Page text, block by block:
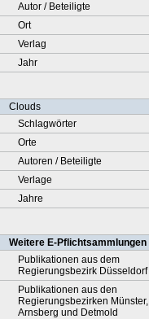
Autor / Beteiligte
Ort
Verlag
Jahr
Clouds
Schlagwörter
Orte
Autoren / Beteiligte
Verlage
Jahre
Weitere E-Pflichtsammlungen
Publikationen aus dem
Regierungsbezirk Düsseldorf
Publikationen aus den
Regierungsbezirken Münster,
Arnsberg und Detmold